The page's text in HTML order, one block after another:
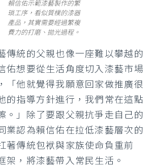
賴信佑示範漆藝製作的繁
瑣工序，看似質樸的漆器
產品，其實需要經過繁複
費力的打磨、拋光過程。
傳統的父親也像一座難以攀越的
佑想要從生活角度切入漆藝市場
「他就覺得我願意回家做推廣很
的指導方針進行，我們常在這點
。」除了要跟父親抗爭走自己的
業認為賴信佑在拉低漆藝層次的
著傳統包袱與家族使命負重前
架，將漆藝帶入常民生活。